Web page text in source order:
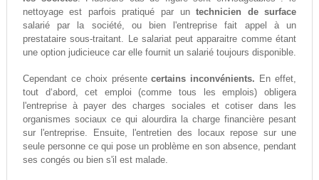
nettoyage est parfois pratiqué par untechnicien de surface
salarié par la société, ou bien l'entreprise fait appel à un
prestataire sous-traitant. Le salariat peut apparaitre comme étant
une option judicieuce car elle fournit un salarié toujours disponible.
Cependant ce choix présentecertains inconvénients. En effet,
tout d‘abord, cet emploi (comme tous les emplois) obligera
l'entreprise à payer des charges sociales et cotiser dans les
organismes sociaux ce qui alourdira la charge financière pesant
sur l'entreprise. Ensuite, l'entretien des locaux repose sur une
seule personne ce qui pose un problème en son absence, pendant
ses congés ou bien s'il est malade.